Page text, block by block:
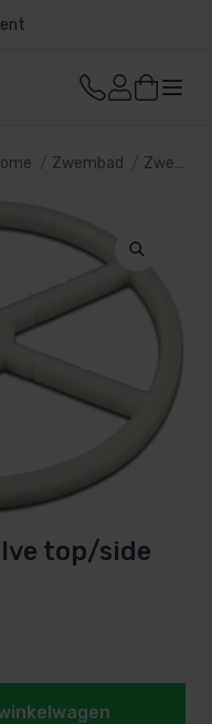
Zwembad Zwembadpomp en filter
top/side